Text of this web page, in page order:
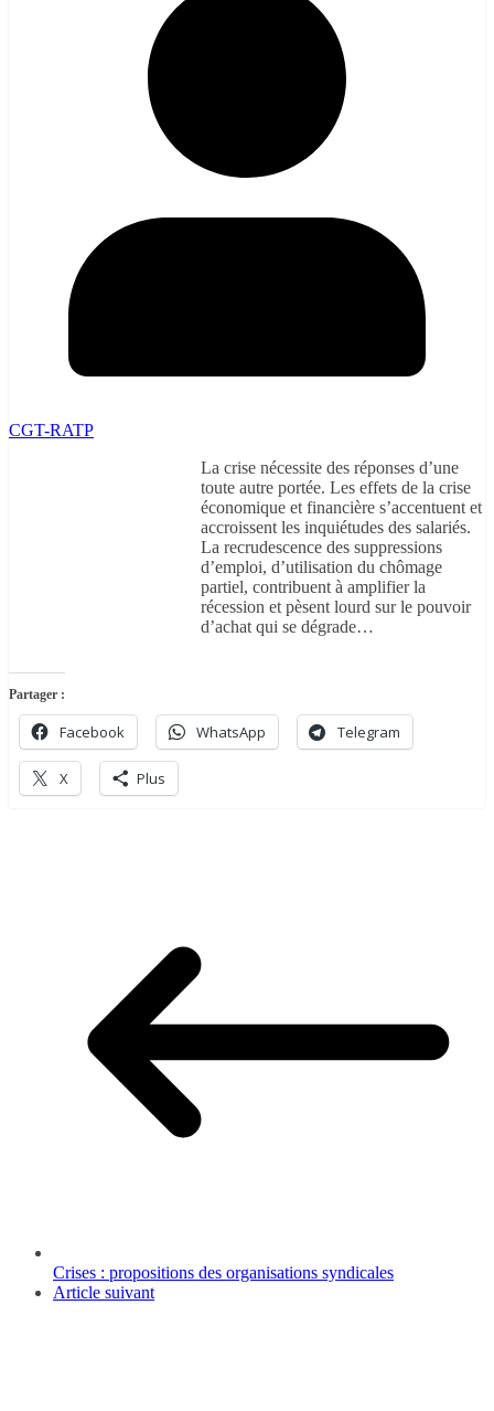
CGT-RATP
La crise nécessite des réponses d’une
toute autre portée. Les effets de la crise
économique et financière s’accentuent et
accroissent les inquiétudes des salariés.
La recrudescence des suppressions
d’emploi, d’utilisation du chômage
partiel, contribuent à amplifier la
récession et pèsent lourd sur le pouvoir
d’achat qui se dégrade…
Partager :
Facebook WhatsApp Telegram
X Plus
Crises : propositions des organisations syndicales
Article suivant